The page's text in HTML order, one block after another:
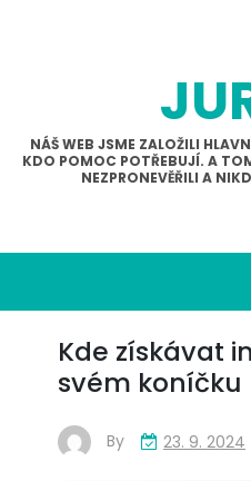
NÁŠ WEB JSME ZALOŽILI
KDO POMOC POTŘEBUJÍ. A
NEZPRONEVĚŘILI A
Kde získávat
svém koníčku
By 23. 9. 2024